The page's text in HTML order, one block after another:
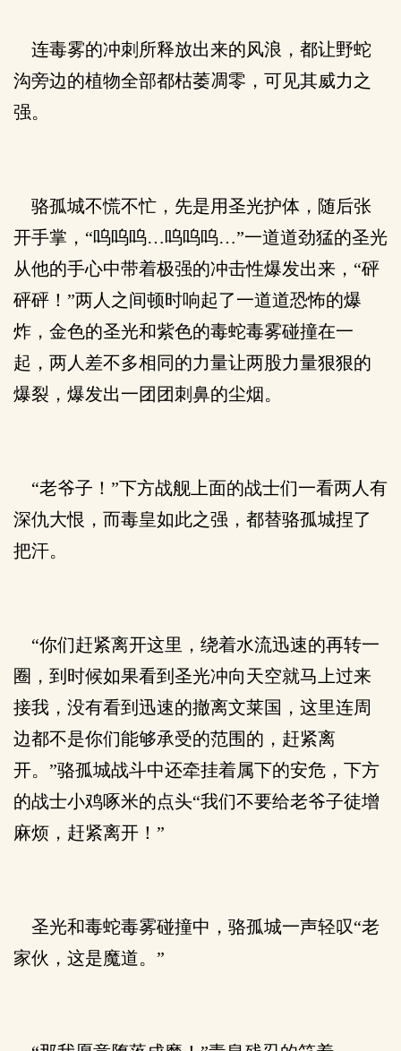
连毒雾的冲刺所释放出来的风浪，都让野蛇
沟旁边的植物全部都枯萎凋零，可见其威力之
强。
骆孤城不慌不忙，先是用圣光护体，随后张
开手掌，“呜呜呜…呜呜呜…”一道道劲猛的圣光
从他的手心中带着极强的冲击性爆发出来，“砰
砰砰！”两人之间顿时响起了一道道恐怖的爆
炸，金色的圣光和紫色的毒蛇毒雾碰撞在一
起，两人差不多相同的力量让两股力量狠狠的
爆裂，爆发出一团团刺鼻的尘烟。
“老爷子！”下方战舰上面的战士们一看两人有
深仇大恨，而毒皇如此之强，都替骆孤城捏了
把汗。
“你们赶紧离开这里，绕着水流迅速的再转一
圈，到时候如果看到圣光冲向天空就马上过来
接我，没有看到迅速的撤离文莱国，这里连周
边都不是你们能够承受的范围的，赶紧离
开。”骆孤城战斗中还牵挂着属下的安危，下方
的战士小鸡啄米的点头“我们不要给老爷子徒增
麻烦，赶紧离开！”
圣光和毒蛇毒雾碰撞中，骆孤城一声轻叹“老
家伙，这是魔道。”